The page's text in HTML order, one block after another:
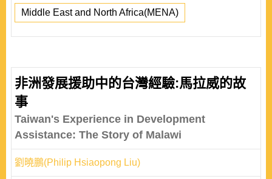
Middle East and North Africa(MENA)
非洲發展援助中的台灣經驗:馬拉威的故
事
Taiwan's Experience in Development
Assistance: The Story of Malawi
劉曉鵬(Philip Hsiaopong Liu)